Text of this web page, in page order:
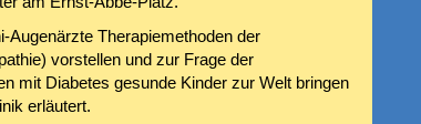
Augenärzte Therapiemethoden der
vorstellen und zur Frage der
mit Diabetes gesunde Kinder zur Welt bringen
erläutert.